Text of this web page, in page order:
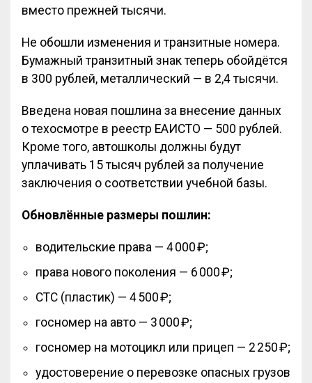
вместо прежней тысячи.
Не обошли изменения и транзитные номера.
Бумажный транзитный знак теперь обойдётся
в 300 рублей, металлический — в 2,4 тысячи.
Введена новая пошлина за внесение данных
о техосмотре в реестр ЕАИСТО — 500 рублей.
Кроме того, автошколы должны будут
уплачивать 15 тысяч рублей за получение
заключения о соответствии учебной базы.
Обновлённые размеры пошлин:
водительские права — 4 000 ₽;
права нового поколения — 6 000 ₽;
СТС (пластик) — 4 500 ₽;
госномер на авто — 3 000 ₽;
госномер на мотоцикл или прицеп — 2 250 ₽;
удостоверение о перевозке опасных грузов